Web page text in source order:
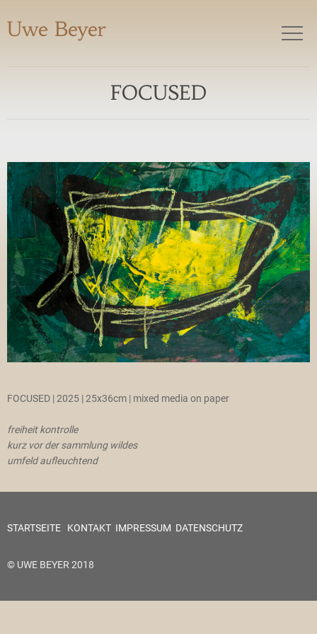
Uwe Beyer
FOCUSED
FOCUSED | 2025 | 25x36cm | mixed media on paper
freiheit kontrolle
kurz vor der sammlung wildes
umfeld aufleuchtend
STARTSEITE KONTAKT IMPRESSUM DATENSCHUTZ
© UWE BEYER 2018